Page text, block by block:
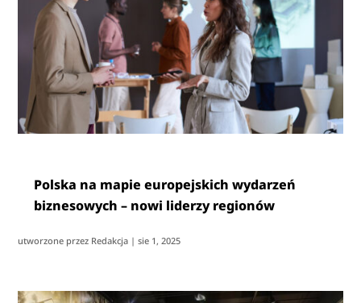
Polska na mapie europejskich wydarzeń
biznesowych – nowi liderzy regionów
utworzone przez Redakcja |sie 1, 2025